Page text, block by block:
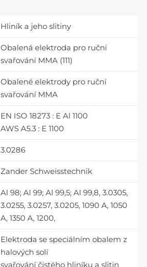
Hliník a jeho slitiny
Obalená elektroda pro ruční
svařování MMA (111)
Obalené elektrody pro ruční
svařování MMA
EN ISO 18273 : E Al 1100
AWS A5.3 : E 1100
3.0286
Zander Schweisstechnik
Al 98; Al 99; Al 99,5; Al 99,8, 3.0305,
3.0255, 3.0257, 3.0205, 1090 A, 1050
A, 1350 A, 1200,
Elektroda se speciálním obalem z
halových solí
svařování čistého hliníku a slitin